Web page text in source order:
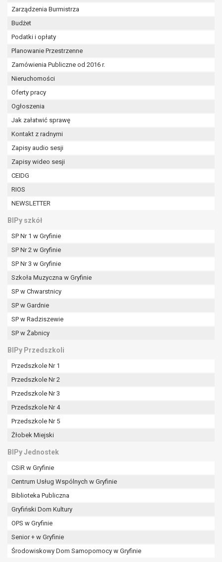
Zarządzenia Burmistrza
Budżet
Podatki i opłaty
Planowanie Przestrzenne
Zamówienia Publiczne od 2016 r.
Nieruchomości
Oferty pracy
Ogłoszenia
Jak załatwić sprawę
Kontakt z radnymi
Zapisy audio sesji
Zapisy wideo sesji
CEIDG
RIOS
NEWSLETTER
BIPy szkół
SP Nr 1 w Gryfinie
SP Nr 2 w Gryfinie
SP Nr 3 w Gryfinie
Szkoła Muzyczna w Gryfinie
SP w Chwarstnicy
SP w Gardnie
SP w Radziszewie
SP w Żabnicy
BIPy Przedszkoli
Przedszkole Nr 1
Przedszkole Nr 2
Przedszkole Nr 3
Przedszkole Nr 4
Przedszkole Nr 5
Żłobek Miejski
BIPy Jednostek
CSiR w Gryfinie
Centrum Usług Wspólnych w Gryfinie
Biblioteka Publiczna
Gryfiński Dom Kultury
OPS w Gryfinie
Senior + w Gryfinie
Środowiskowy Dom Samopomocy w Gryfinie